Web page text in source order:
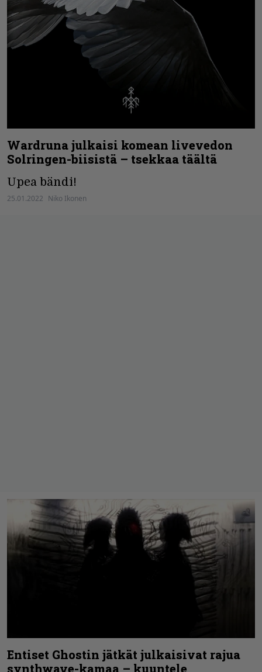
Wardruna julkaisi komean livevedon
Solringen-biisistä – tsekkaa täältä
Upea bändi!
25.01.2022 Niko Ikonen
Entiset Ghostin jätkät julkaisivat rajua
synthwave-kamaa – kuuntele